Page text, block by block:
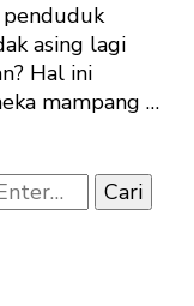
asing lagi
Hal ini
mampang …